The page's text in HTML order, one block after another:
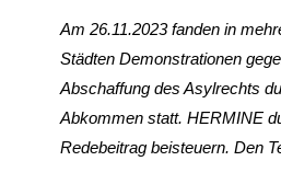
Am 26.11.2023 fanden in
Städten Demonstrationen
Abschaffung des Asylrechts
Abkommen statt. HERMINE
Redebeitrag beisteuern. Den